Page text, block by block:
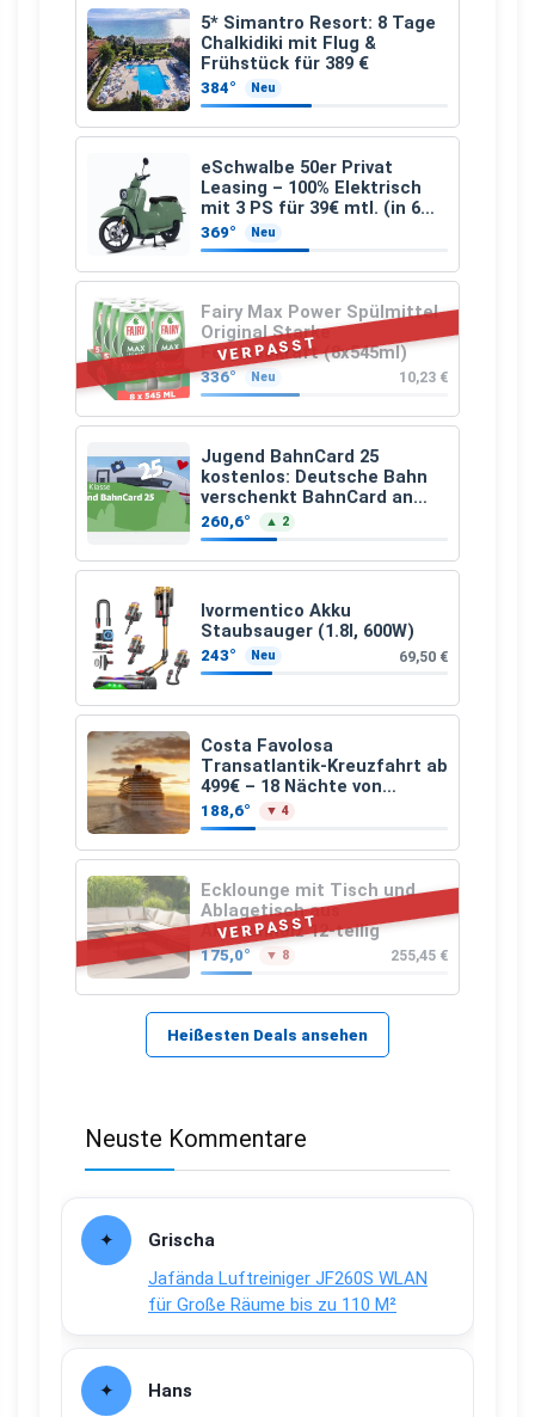
5* Simantro Resort: 8 Tage
Chalkidiki mit Flug &
Frühstück für 389 €
384° Neu
eSchwalbe 50er Privat
Leasing – 100% Elektrisch
mit 3 PS für 39€ mtl. (in 6
schicken Farben LF: 0.43, 36
Monate, Bereitstellung:
159,00 €, 2.500 km/Jahr)
369° Neu
VERPASST
Fairy Max Power Spülmittel
Original Starke
Fettlösekraft (8x545ml)
336° Neu 10,23 €
Jugend BahnCard 25
kostenlos: Deutsche Bahn
verschenkt BahnCard an
Kinder und Jugendliche
260,6° ▲ 2
Ivormentico Akku
Staubsauger (1.8l, 600W)
243° Neu 69,50 €
Costa Favolosa
Transatlantik-Kreuzfahrt ab
499€ – 18 Nächte von
Hamburg nach Guadeloupe
188,6° ▼ 4
VERPASST
Ecklounge mit Tisch und
Ablagetisch aus
Akazienholz 12-teilig
175,0° ▼ 8 255,45 €
Heißesten Deals ansehen
Neuste Kommentare
Grischa
Jafända Luftreiniger JF260S WLAN
für Große Räume bis zu 110 M²
Hans